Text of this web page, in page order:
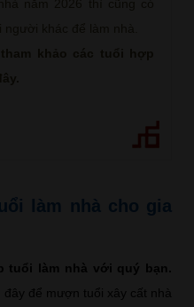
làm nhà cho gia
tuổi làm nhà với quý bạn.
để mượn tuổi xây cất nhà